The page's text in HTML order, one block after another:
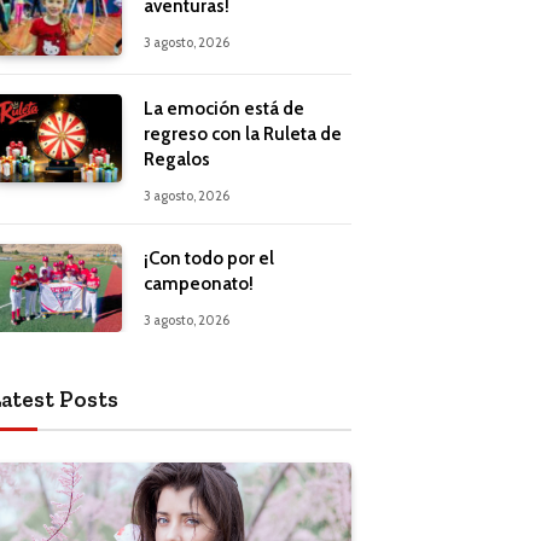
aventuras!
3 agosto, 2026
La emoción está de
regreso con la Ruleta de
Regalos
3 agosto, 2026
¡Con todo por el
campeonato!
3 agosto, 2026
Posts